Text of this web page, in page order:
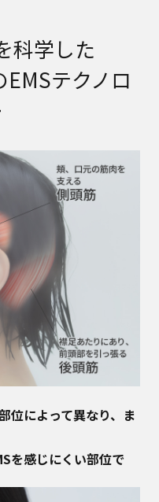
科学した
テクノロ
位によって異なり、ま
を感じにくい部位で